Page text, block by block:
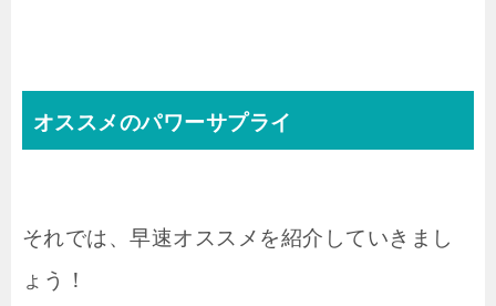
オススメのパワーサプライ
それでは、早速オススメを紹介していきまし
ょう！